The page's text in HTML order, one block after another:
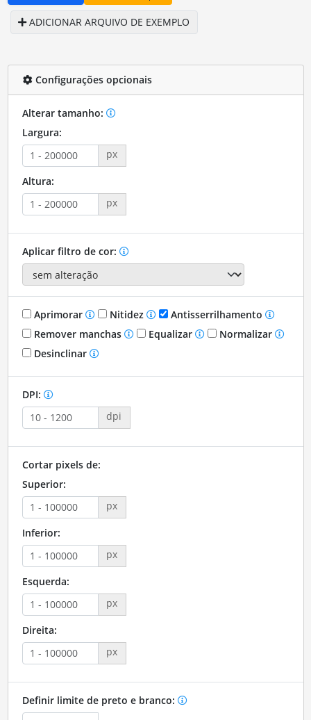
ADICIONAR ARQUIVO DE EXEMPLO
Configurações opcionais
Alterar tamanho:
Largura:
px
Altura:
px
Aplicar filtro de cor:
Aprimorar Nitidez
Antisserrilhamento
Remover manchas
Equalizar
Normalizar
Desinclinar
DPI:
dpi
Cortar pixels de:
Superior:
px
Inferior:
px
Esquerda:
px
Direita:
px
Definir limite de preto e branco: